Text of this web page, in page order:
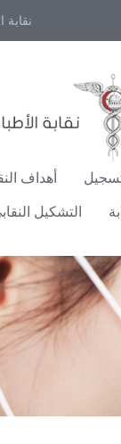
أهداف
التشكيل